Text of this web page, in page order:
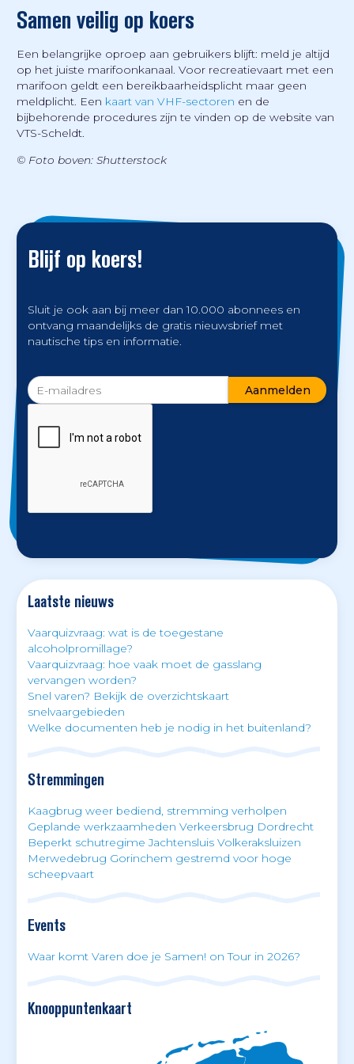
Samen veilig op koers
Een belangrijke oproep aan gebruikers blijft: meld je altijd
op het juiste marifoonkanaal. Voor recreatievaart met een
marifoon geldt een bereikbaarheidsplicht maar geen
meldplicht. Een kaart van VHF-sectoren en de
bijbehorende procedures zijn te vinden op de website van
VTS-Scheldt.
© Foto boven: Shutterstock
Blijf op koers!
Sluit je ook aan bij meer dan 10.000 abonnees en
ontvang maandelijks de gratis nieuwsbrief met
nautische tips en informatie.
Laatste nieuws
Vaarquizvraag: wat is de toegestane
alcoholpromillage?
Vaarquizvraag: hoe vaak moet de gasslang
vervangen worden?
Snel varen? Bekijk de overzichtskaart
snelvaargebieden
Welke documenten heb je nodig in het buitenland?
Stremmingen
Kaagbrug weer bediend, stremming verholpen
Geplande werkzaamheden Verkeersbrug Dordrecht
Beperkt schutregime Jachtensluis Volkeraksluizen
Merwedebrug Gorinchem gestremd voor hoge
scheepvaart
Events
Waar komt Varen doe je Samen! on Tour in 2026?
Knooppuntenkaart